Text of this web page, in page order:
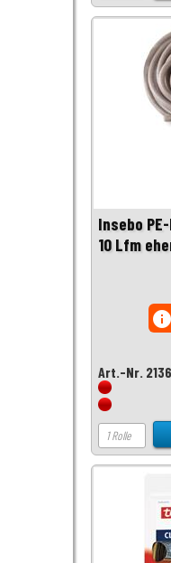
Insebo
10 Lfm
Art.-Nr.